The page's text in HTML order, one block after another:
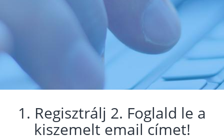
1. Regisztrálj 2. Foglald le a
kiszemelt email címet!